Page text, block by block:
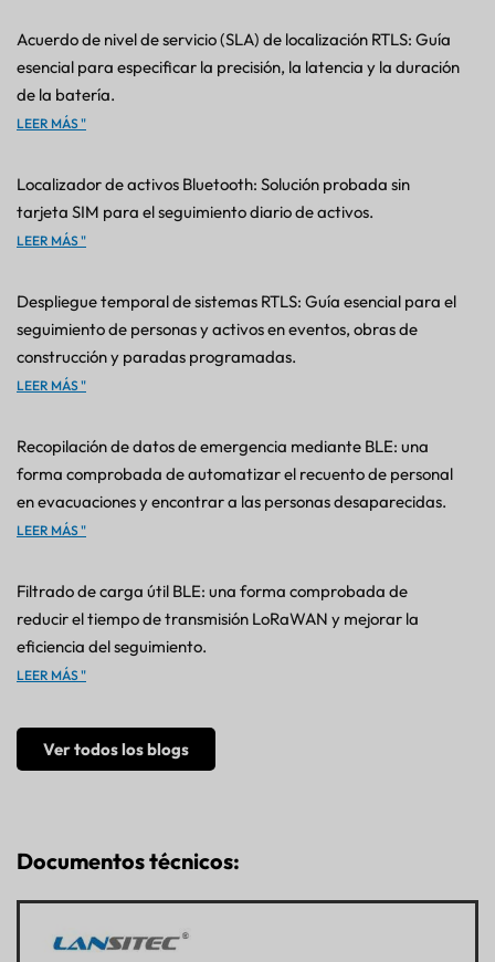
Acuerdo de nivel de servicio (SLA) de localización RTLS: Guía
esencial para especificar la precisión, la latencia y la duración
de la batería.
LEER MÁS "
Localizador de activos Bluetooth: Solución probada sin
tarjeta SIM para el seguimiento diario de activos.
LEER MÁS "
Despliegue temporal de sistemas RTLS: Guía esencial para el
seguimiento de personas y activos en eventos, obras de
construcción y paradas programadas.
LEER MÁS "
Recopilación de datos de emergencia mediante BLE: una
forma comprobada de automatizar el recuento de personal
en evacuaciones y encontrar a las personas desaparecidas.
LEER MÁS "
Filtrado de carga útil BLE: una forma comprobada de
reducir el tiempo de transmisión LoRaWAN y mejorar la
eficiencia del seguimiento.
LEER MÁS "
Ver todos los blogs
Documentos técnicos: